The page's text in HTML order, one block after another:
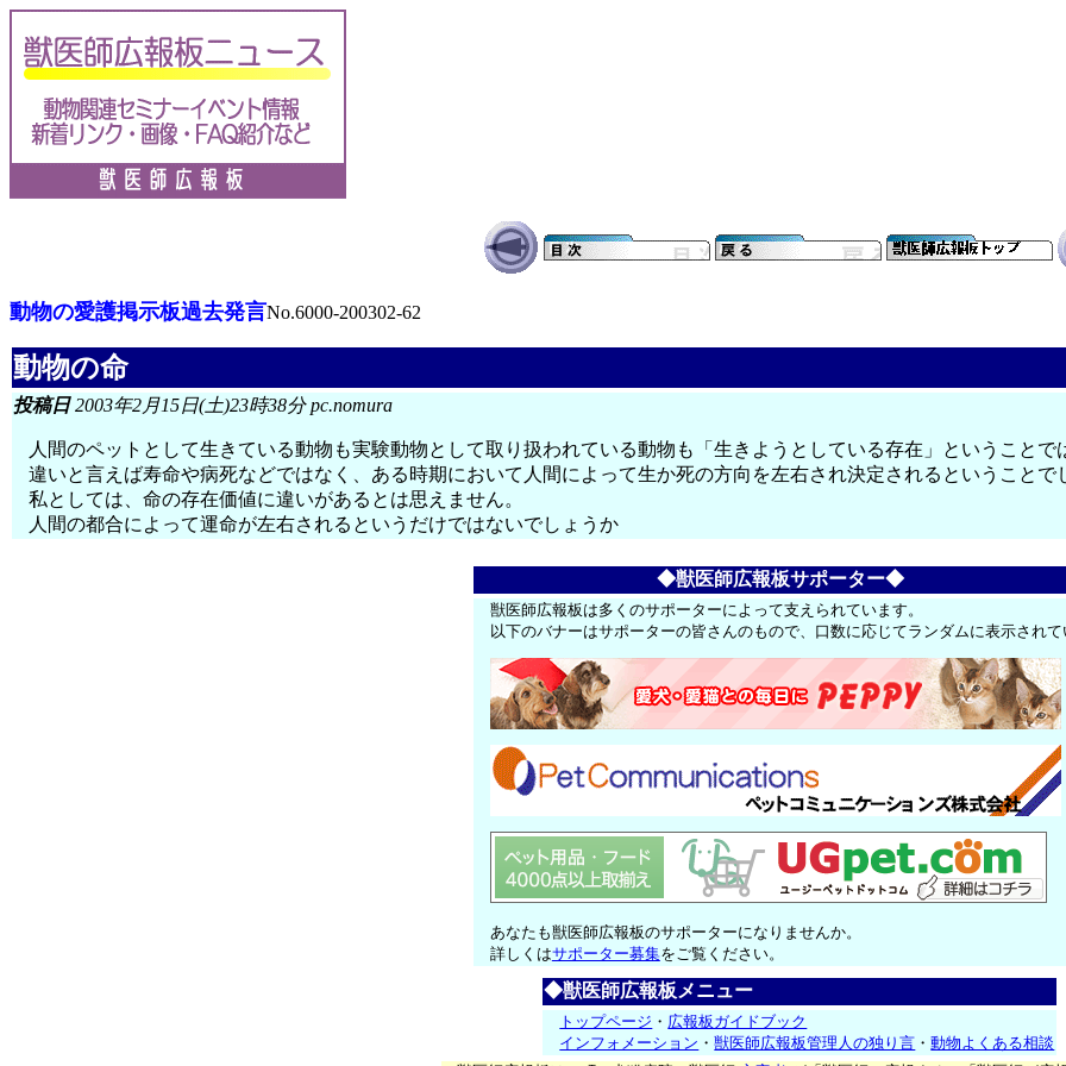
動物の愛護掲示板過去発言No.6000-200302-62
動物の命
投稿日2003年2月15日(土)23時38分 pc.nomura
人間のペットとして生きている動物も実験動物として取り扱われている動物も「生きようとしている存在」ということ
違いと言えば寿命や病死などではなく、ある時期において人間によって生か死の方向を左右され決定されるということで
私としては、命の存在価値に違いがあるとは思えません。
人間の都合によって運命が左右されるというだけではないでしょうか
◆獣医師広報板サポーター◆
獣医師広報板は多くのサポーターによって支えられています。
以下のバナーはサポーターの皆さんのもので、口数に応じてランダムに表示され
あなたも獣医師広報板のサポーターになりませんか。
詳しくはサポーター募集をご覧ください。
◆獣医師広報板メニュー
トップページ ・ 広報板ガイドブック
インフォメーション ・獣医師広報板管理人の独り言 ・動物よくある相談